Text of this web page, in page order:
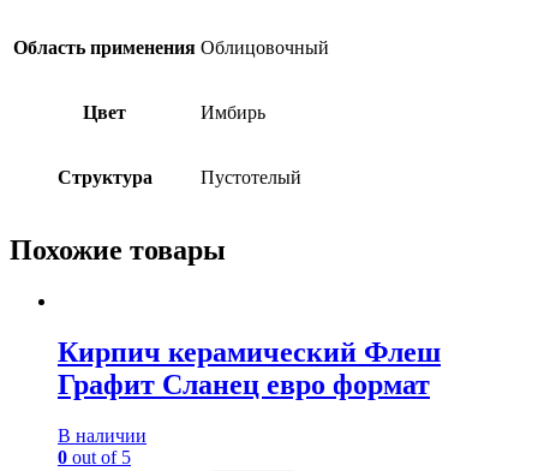
Область применения Облицовочный
Цвет Имбирь
Структура Пустотелый
Похожие товары
Кирпич керамический Флеш
Графит Сланец евро формат
В наличии
0 out of 5